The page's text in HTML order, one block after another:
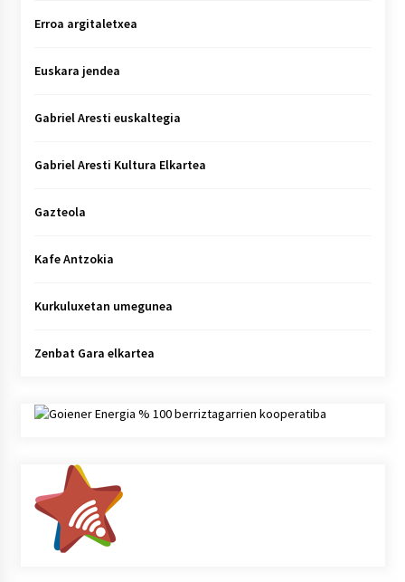
Erroa argitaletxea
Euskara jendea
Gabriel Aresti euskaltegia
Gabriel Aresti Kultura Elkartea
Gazteola
Kafe Antzokia
Kurkuluxetan umegunea
Zenbat Gara elkartea